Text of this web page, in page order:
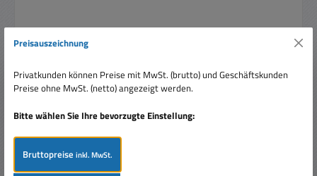
Verkaufspreis:
17,95 € 19,99 € (10.21% gespart)
Preise inkl. MwSt. zzgl. Versandkosten
In den Warenkorb
Preisauszeichnung
Privatkunden können Preise mit MwSt. (brutto) und Geschäftskunden
Preise ohne MwSt. (netto) angezeigt werden.
Bitte wählen Sie Ihre bevorzugte Einstellung:
Bruttopreiseinkl. MwSt.